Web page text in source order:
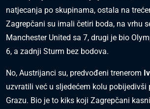
natjecanja po skupinama, ostala na
Zagrepčani su imali četiri boda, na vrhu
Manchester United sa 7, drugi je bio
6, a zadnji Sturm bez bodova.
No, Austrijanci su, predvođeni trenerom
uzvratili već u sljedećem kolu pobijedivši
Grazu. Bio je to kiks koji Zagrepčani